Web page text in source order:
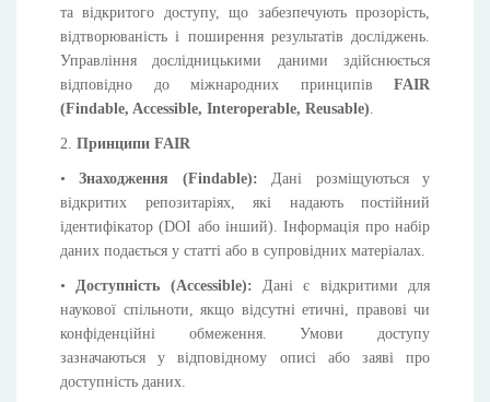
та відкритого доступу, що забезпечують прозорість,
відтворюваність і поширення результатів досліджень.
Управління дослідницькими даними здійснюється
відповідно до міжнародних принципів FAIR
(Findable, Accessible, Interoperable, Reusable)
2. Принципи FAIR
•Знаходження (Findable): Дані розміщуються у
відкритих репозитаріях, які надають постійний
ідентифікатор (DOI або інший). Інформація про набір
даних подається у статті або в супровідних матеріалах.
• Доступність (Accessible): Дані є відкритими для
наукової спільноти, якщо відсутні етичні, правові чи
конфіденційні обмеження. Умови доступу
зазначаються у відповідному описі або заяві про
доступність даних.